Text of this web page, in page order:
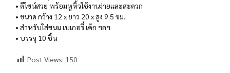
• ดีไซน์สวย พร้อมหูหิ้วใช้งานง่ายและสะดวก
• ขนาด กว้าง 12 x ยาว 20 x สูง 9.5 ซม.
• สำหรับใส่ขนม เบเกอรี่ เค้ก ฯลฯ
• บรรจุ 10 ชิ้น
Post Views: 150